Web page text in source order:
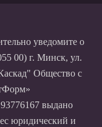
уведомите о
00) г. Минск, ул.
Общество с
выдано
юридический и